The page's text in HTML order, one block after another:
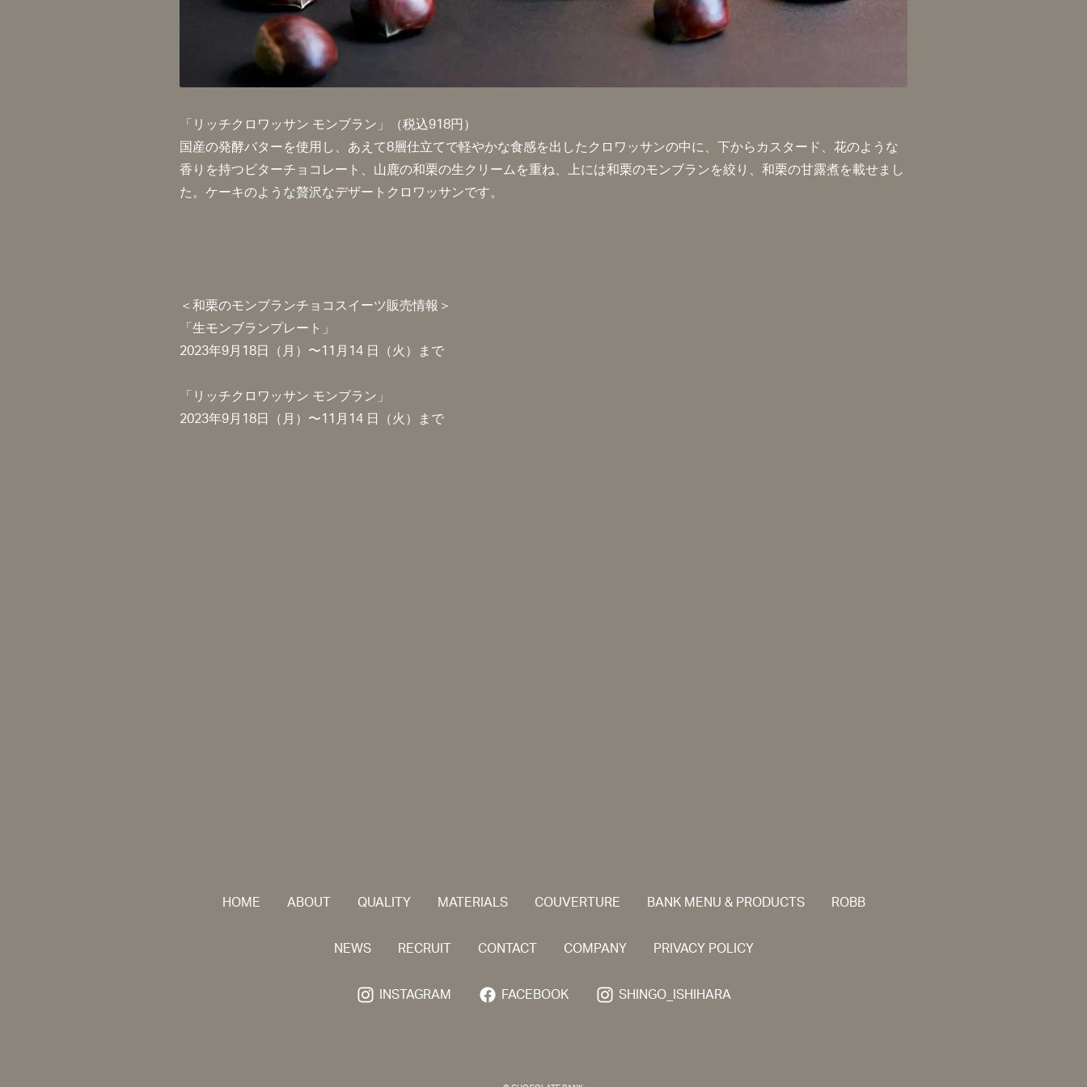
RECRUIT
CONTACT
INSTAGRAM
「リッチクロワッサン モンブラン」（税込918円）
国産の発酵バターを使用し、あえて8層仕立てで軽やかな食感を出したクロワッサンの中に、下からカスタード、花のような
香りを持つビターチョコレート、山鹿の和栗の生クリームを重ね、上には和栗のモンブランを絞り、和栗の甘露煮を載せまし
た。ケーキのような贅沢なデザートクロワッサンです。
＜和栗のモンブランチョコスイーツ販売情報＞
「生モンブランプレート」
2023年9月18日（月）〜11月14 日（火）まで
「リッチクロワッサン モンブラン」
2023年9月18日（月）〜11月14 日（火）まで
HOME ABOUT QUALITY MATERIALS COUVERTURE BANK MENU & PRODUCTS ROBB
NEWS RECRUIT CONTACT COMPANY PRIVACY POLICY
INSTAGRAM FACEBOOK SHINGO_ISHIHARA